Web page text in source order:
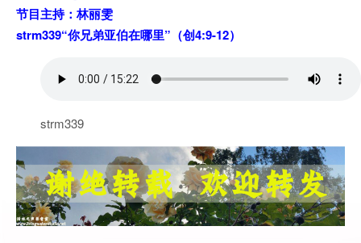
节目主持：林丽雯
strm339“你兄弟亚伯在哪里”（创4:9-12）
strm339